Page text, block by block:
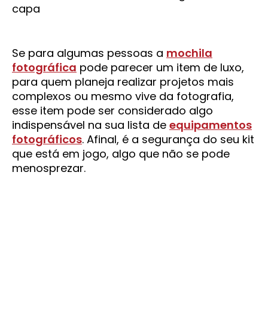
Se para algumas pessoas a mochila
fotográfica pode parecer um item de luxo,
para quem planeja realizar projetos mais
complexos ou mesmo vive da fotografia,
esse item pode ser considerado algo
indispensável na sua lista de equipamentos
fotográficos. Afinal, é a segurança do seu kit
que está em jogo, algo que não se pode
menosprezar.